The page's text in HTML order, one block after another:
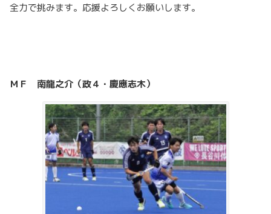
全力で挑みます。応援よろしくお願いします。
ＭＦ 南龍之介（政４・慶應志木）